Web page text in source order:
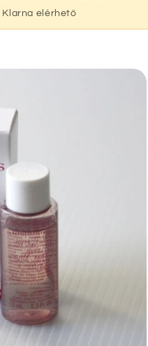
Klarna elérhető